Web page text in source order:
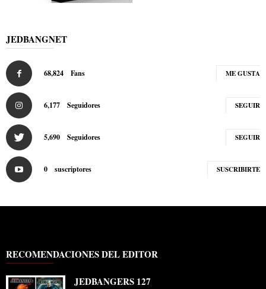
JEDBANGNET
68,824 Fans ME GUSTA
6,177 Seguidores SEGUIR
5,690 Seguidores SEGUIR
0 suscriptores SUSCRIBIRTE
RECOMENDACIONES DEL EDITOR
JEDBANGERS 127